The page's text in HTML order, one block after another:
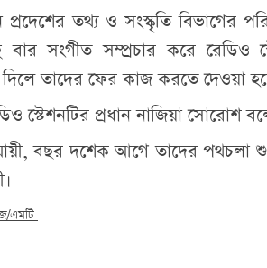
প্রদেশের তথ্য ও সংস্কৃতি বিভাগের
বার সংগীত সম্প্রচার করে রেডিও
দিলে তাদের ফের কাজ করতে দেওয়া
স্টেশনটির প্রধান নাজিয়া সোরোশ
বছর দশেক আগে তাদের পথচলা
এমটি